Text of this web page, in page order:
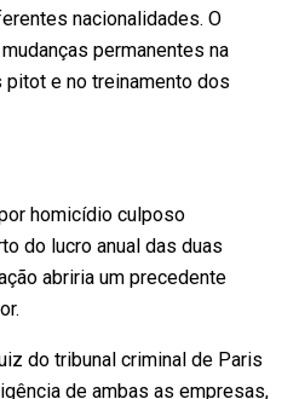
nacionalidades. O
permanentes na
e no treinamento dos
homicídio culposo
do lucro anual das duas
abriria um precedente
do tribunal criminal de Paris
de ambas as empresas,